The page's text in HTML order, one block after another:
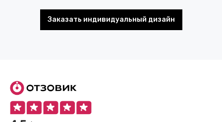
Заказать индивидуальный дизайн